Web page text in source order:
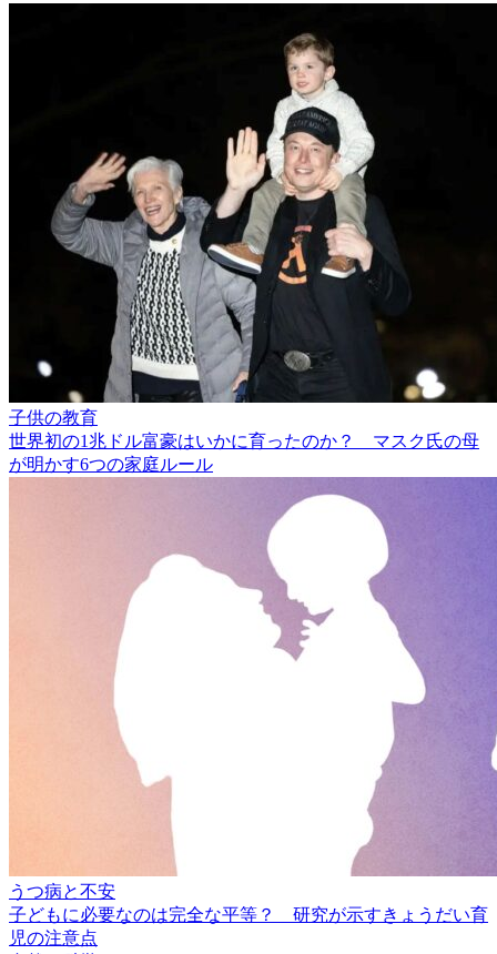
子供の教育
世界初の1兆ドル富豪はいかに育ったのか？ マスク氏の母
が明かす6つの家庭ルール
うつ病と不安
子どもに必要なのは完全な平等？ 研究が示すきょうだい育
児の注意点